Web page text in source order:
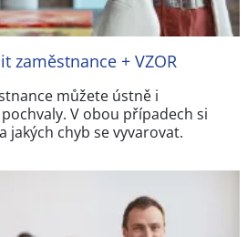
zaměstnance + VZOR
můžete ústně i
V obou případech si
jakých chyb se vyvarovat.